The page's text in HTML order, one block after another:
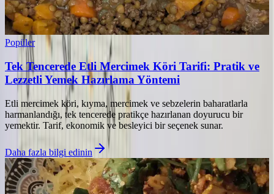
Popüler
Tek Tencerede Etli Mercimek Köri Tarifi: Pratik ve
Lezzetli Yemek Hazırlama Yöntemi
Etli mercimek köri, kıyma, mercimek ve sebzelerin baharatlarla
harmanlandığı, tek tencerede pratikçe hazırlanan doyurucu bir
yemektir. Tarif, ekonomik ve besleyici bir seçenek sunar.
Daha fazla bilgi edinin